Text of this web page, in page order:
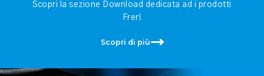
Scopri la sezione Download dedicata ad i prodotti
Frer!
Scopri di più